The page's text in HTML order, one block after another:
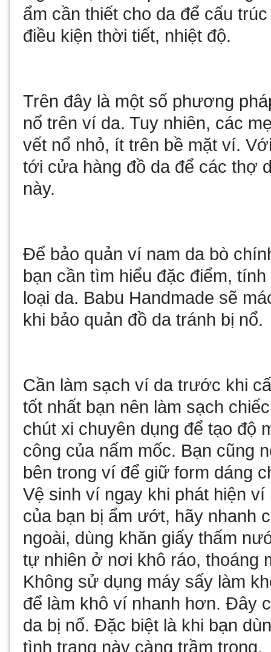
ẩm cần thiết cho da để cấu
điều kiện thời tiết, nhiệt độ.
Trên đây là một số phương
nổ trên ví da. Tuy nhiên, các
vết nổ nhỏ, ít trên bề mặt ví.
tới cửa hàng đồ da để các thợ
này.
Để bảo quản ví nam da bò
bạn cần tìm hiểu đặc điểm,
loại da. Babu Handmade sẽ
khi bảo quản đồ da tránh bị nổ.
Cần làm sạch ví da trước khi
tốt nhất bạn nên làm sạch
chút xi chuyên dụng để tạo độ
công của nấm mốc. Bạn cũng
bên trong ví để giữ form dáng
Vệ sinh ví ngay khi phát hiện
của bạn bị ẩm ướt, hãy nhanh
ngoài, dùng khăn giấy thấm
tự nhiên ở nơi khô ráo, thoáng
Không sử dụng máy sấy làm
để làm khô ví nhanh hơn. Đây
da bị nổ. Đặc biệt là khi bạn
tình trạng này càng trầm trọng.